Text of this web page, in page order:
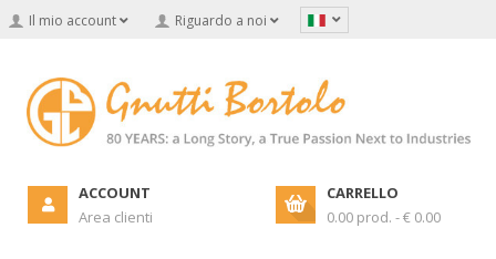
Il mio account Riguardo a noi
ACCOUNT
Area clienti
CARRELLO
0.00 prod. - € 0.00